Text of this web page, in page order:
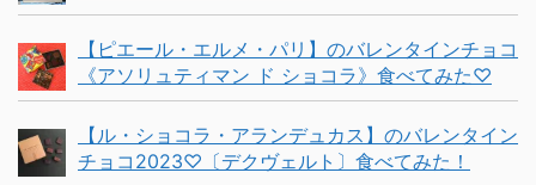
【ピエール・エルメ・パリ】のバレンタインチョコ
《アソリュティマン ド ショコラ》食べてみた♡
【ル・ショコラ・アランデュカス】のバレンタイン
チョコ2023♡〔デクヴェルト〕食べてみた！